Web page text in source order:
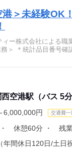
港＞未経験OK
ー株式会社による職
告書作成
空港駅（バス 5分
6,000,000円 交通費一
休憩60分 ・ 残業
間休日120日/土日祝